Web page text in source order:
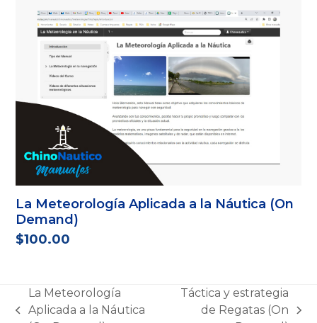
La Meteorología Aplicada a la Náutica (On
Demand)
$100.00
previous
La Meteorología
Aplicada a la Náutica
Táctica y estrategia
de Regatas (On